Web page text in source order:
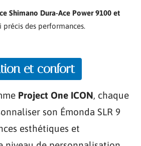
Shimano Dura-Ace Power 9100 et
précis des performances.
et confort
Project One ICON, chaque
son Émonda SLR 9
esthétiques et